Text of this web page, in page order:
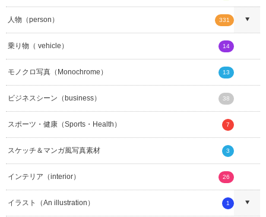
人物（person） 331
乗り物（ vehicle） 14
モノクロ写真（Monochrome） 13
ビジネスシーン（business） 38
スポーツ・健康（Sports・Health） 7
スケッチ＆マンガ風写真素材 3
インテリア（interior） 26
イラスト（An illustration） 1